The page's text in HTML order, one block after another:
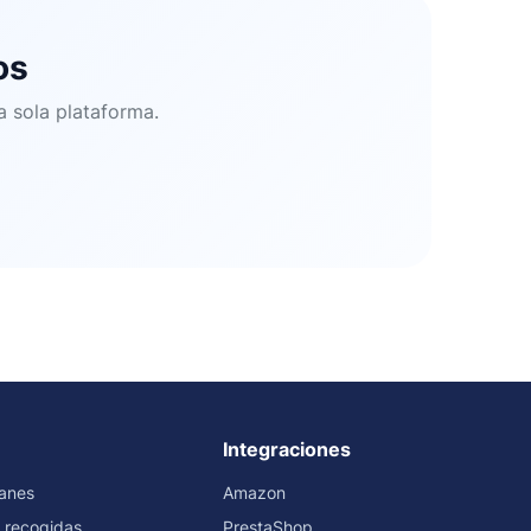
sola plataforma.
recogidas
Integraciones
Amazon
PrestaShop